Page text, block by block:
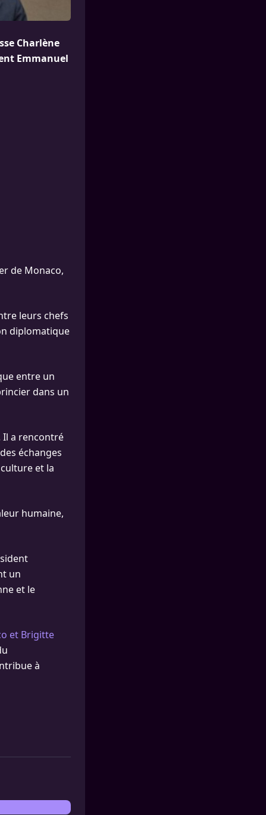
Charlène
Emmanuel
de Monaco,
leurs chefs
diplomatique
entre un
dans un
Il a rencontré
échanges
et la
humaine,
un
et le
et Brigitte
à